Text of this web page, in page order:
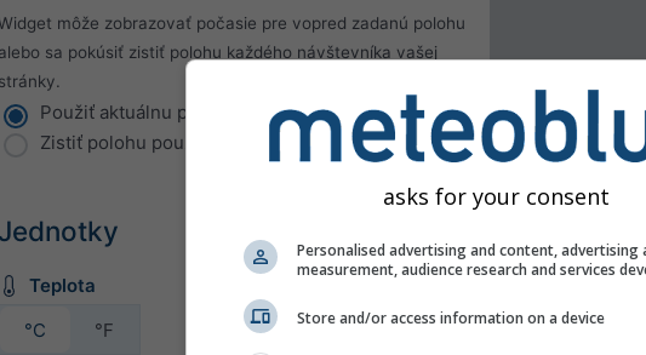
môže zobrazovať počasie pre vopred zadanú polohu
alebo sa pokúsiť zistiť polohu každého návštevníka vašej
stránky.
Použiť aktuálnu polohu
Zistiť polohu používateľa
Jednotky
Teplota
°C
°F
asks for your consent
Personalised advertising and content, advertising
measurement, audience research and services
Store and/or access information on a device